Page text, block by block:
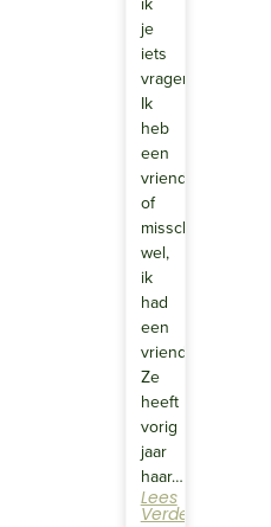
je
iets
vragen?
Ik
heb
een
vriendin
of
misschien
wel,
ik
had
een
vriendin.
Ze
heeft
vorig
jaar
haar…
Lees
Verder